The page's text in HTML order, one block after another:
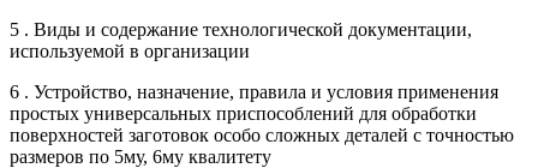
5 . Виды и содержание технологической документации,
используемой в организации
6 . Устройство, назначение, правила и условия применения
простых универсальных приспособлений для обработки
поверхностей заготовок особо сложных деталей с точностью
размеров по 5му, 6му квалитету